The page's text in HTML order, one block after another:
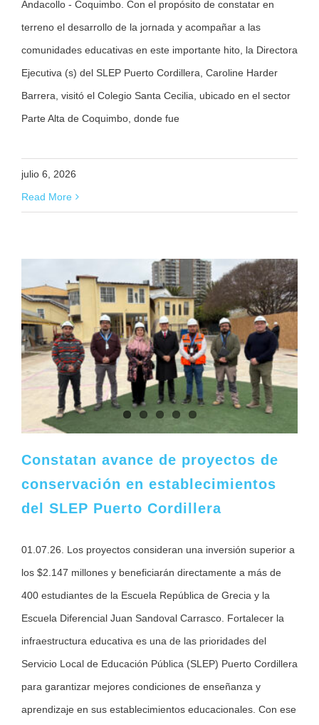
Andacollo - Coquimbo. Con el propósito de constatar en
terreno el desarrollo de la jornada y acompañar a las
comunidades educativas en este importante hito, la Directora
Ejecutiva (s) del SLEP Puerto Cordillera, Caroline Harder
Barrera, visitó el Colegio Santa Cecilia, ubicado en el sector
Parte Alta de Coquimbo, donde fue
julio 6, 2026
Read More
Constatan avance de proyectos de
conservación en establecimientos
del SLEP Puerto Cordillera
01.07.26. Los proyectos consideran una inversión superior a
los $2.147 millones y beneficiarán directamente a más de
400 estudiantes de la Escuela República de Grecia y la
Escuela Diferencial Juan Sandoval Carrasco. Fortalecer la
infraestructura educativa es una de las prioridades del
Servicio Local de Educación Pública (SLEP) Puerto Cordillera
para garantizar mejores condiciones de enseñanza y
aprendizaje en sus establecimientos educacionales. Con ese